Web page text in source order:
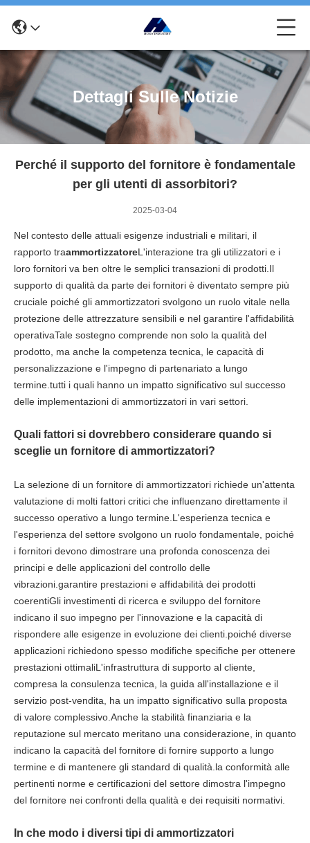
Dettagli Sulle Notizie
Perché il supporto del fornitore è fondamentale
per gli utenti di assorbitori?
2025-03-04
Nel contesto delle attuali esigenze industriali e militari, il
rapporto traammortizzatoreL'interazione tra gli utilizzatori e i
loro fornitori va ben oltre le semplici transazioni di prodotti.Il
supporto di qualità da parte dei fornitori è diventato sempre più
cruciale poiché gli ammortizzatori svolgono un ruolo vitale nella
protezione delle attrezzature sensibili e nel garantire l'affidabilità
operativaTale sostegno comprende non solo la qualità del
prodotto, ma anche la competenza tecnica, le capacità di
personalizzazione e l'impegno di partenariato a lungo
termine.tutti i quali hanno un impatto significativo sul successo
delle implementazioni di ammortizzatori in vari settori.
Quali fattori si dovrebbero considerare quando si
sceglie un fornitore di ammortizzatori?
La selezione di un fornitore di ammortizzatori richiede un'attenta
valutazione di molti fattori critici che influenzano direttamente il
successo operativo a lungo termine.L'esperienza tecnica e
l'esperienza del settore svolgono un ruolo fondamentale, poiché
i fornitori devono dimostrare una profonda conoscenza dei
principi e delle applicazioni del controllo delle
vibrazioni.garantire prestazioni e affidabilità dei prodotti
coerentiGli investimenti di ricerca e sviluppo del fornitore
indicano il suo impegno per l'innovazione e la capacità di
rispondere alle esigenze in evoluzione dei clienti.poiché diverse
applicazioni richiedono spesso modifiche specifiche per ottenere
prestazioni ottimaliL'infrastruttura di supporto al cliente,
compresa la consulenza tecnica, la guida all'installazione e il
servizio post-vendita, ha un impatto significativo sulla proposta
di valore complessivo.Anche la stabilità finanziaria e la
reputazione sul mercato meritano una considerazione, in quanto
indicano la capacità del fornitore di fornire supporto a lungo
termine e di mantenere gli standard di qualità.la conformità alle
pertinenti norme e certificazioni del settore dimostra l'impegno
del fornitore nei confronti della qualità e dei requisiti normativi.
In che modo i diversi tipi di ammortizzatori